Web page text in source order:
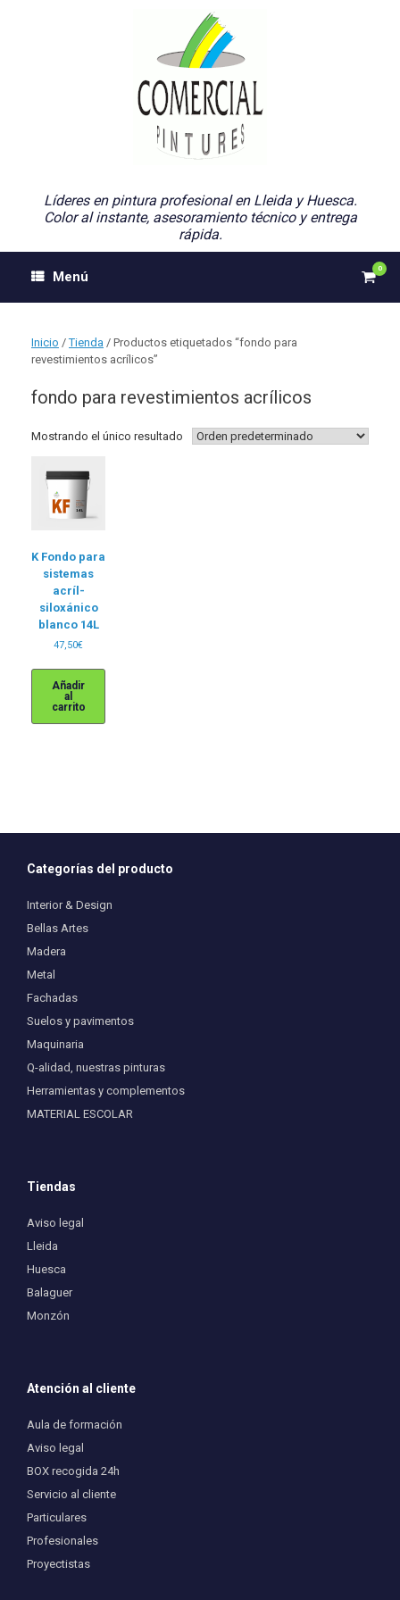
Líderes en pintura profesional en Lleida y Huesca.
Color al instante, asesoramiento técnico y entrega
rápida.
Menú
Ver
0
Inicio /Tienda / Productos etiquetados “fondo para
revestimientos acrílicos”
fondo para revestimientos acrílicos
Mostrando el único resultado
K Fondo para
sistemas
acríl-
siloxánico
blanco 14L
47,50€
Añadir
al
carrito
Categorías del producto
Interior & Design
Bellas Artes
Madera
Metal
Fachadas
Suelos y pavimentos
Maquinaria
Q-alidad, nuestras pinturas
Herramientas y complementos
MATERIAL ESCOLAR
Tiendas
Aviso legal
Lleida
Huesca
Balaguer
Monzón
Atención al cliente
Aula de formación
Aviso legal
BOX recogida 24h
Servicio al cliente
Particulares
Profesionales
Proyectistas